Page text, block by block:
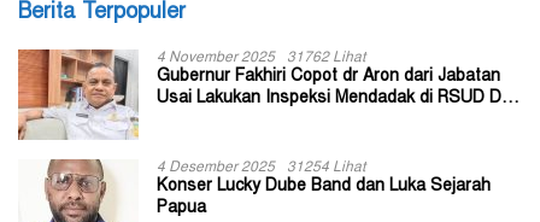
Berita Terpopuler
4 November 2025 31762 Lihat
Gubernur Fakhiri Copot dr Aron dari Jabatan
Usai Lakukan Inspeksi Mendadak di RSUD Dok
4 Desember 2025 31254 Lihat
Konser Lucky Dube Band dan Luka Sejarah
Papua